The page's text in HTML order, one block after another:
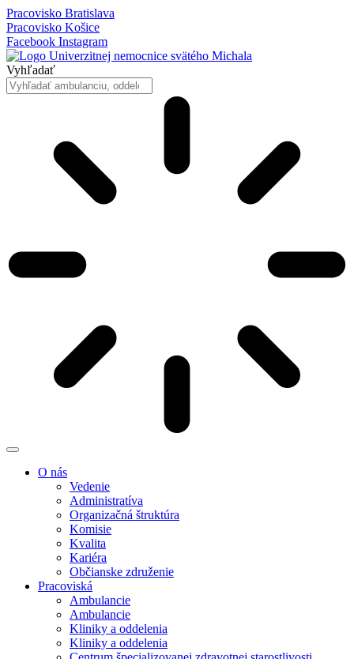
Preskočiť
na
obsah
Pracovisko Bratislava
Pracovisko Košice
Facebook Instagram
Vyhľadať
O nás
Vedenie
Administratíva
Organizačná štruktúra
Komisie
Kvalita
Kariéra
Občianske združenie
Pracoviská
Ambulancie
Ambulancie
Kliniky a oddelenia
Kliniky a oddelenia